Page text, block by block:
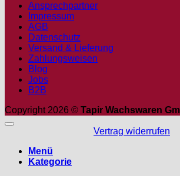
Ansprechpartner
Impressum
AGB
Datenschutz
Versand & Lieferung
Zahlungsweisen
Blog
Jobs
B2B
Copyright 2026 © Tapir Wachswaren
Vertrag widerrufen
Menü
Kategorie